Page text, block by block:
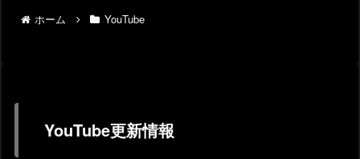
ホーム
YouTube
YouTube更新情報